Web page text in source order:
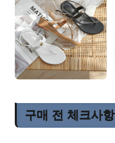
구매 전 체크사항